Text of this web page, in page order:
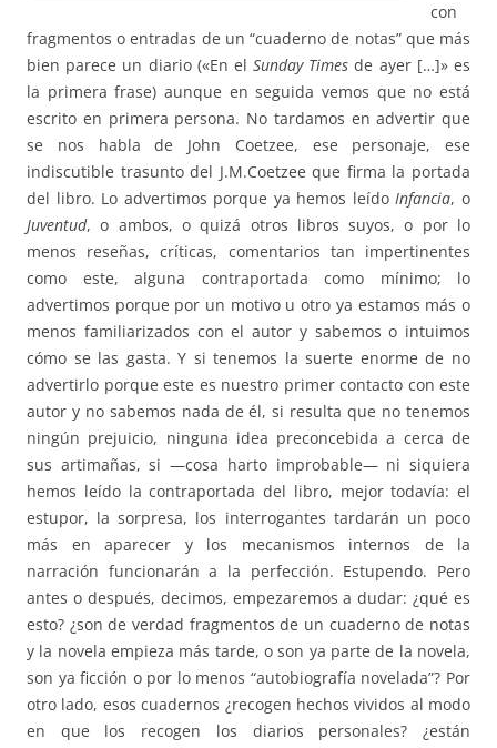
con
fragmentos o entradas de un “cuaderno de notas” que más
bien parece un diario («En elSunday Timesde ayer […]» es
la primera frase) aunque en seguida vemos que no está
escrito en primera persona. No tardamos en advertir que
se nos habla de John Coetzee, ese personaje, ese
indiscutible trasunto del J.M.Coetzee que firma la portada
del libro. Lo advertimos porque ya hemos leídoInfancia, o
Juventud, o ambos, o quizá otros libros suyos, o por lo
menos reseñas, críticas, comentarios tan impertinentes
como este, alguna contraportada como mínimo; lo
advertimos porque por un motivo u otro ya estamos más o
menos familiarizados con el autor y sabemos o intuimos
cómo se las gasta. Y si tenemos la suerte enorme de no
advertirlo porque este es nuestro primer contacto con este
autor y no sabemos nada de él, si resulta que no tenemos
ningún prejuicio, ninguna idea preconcebida a cerca de
sus artimañas, si —cosa harto improbable— ni siquiera
hemos leído la contraportada del libro, mejor todavía: el
estupor, la sorpresa, los interrogantes tardarán un poco
más en aparecer y los mecanismos internos de la
narración funcionarán a la perfección. Estupendo. Pero
antes o después, decimos, empezaremos a dudar: ¿qué es
esto? ¿son de verdad fragmentos de un cuaderno de notas
y la novela empieza más tarde, o son ya parte de la novela,
son ya ficción o por lo menos “autobiografía novelada”? Por
otro lado, esos cuadernos ¿recogen hechos vividos al modo
en que los recogen los diarios personales? ¿están